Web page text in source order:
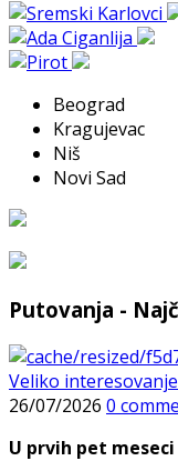
Beograd
Kragujevac
Niš
Novi Sad
Putovanja -
Veliko interesovanje
26/07/2026 0
U prvih pet